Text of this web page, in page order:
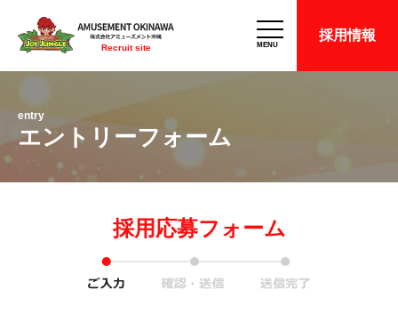
Recruit site MENU
採用情報
entry
エントリーフォーム
採用応募フォーム